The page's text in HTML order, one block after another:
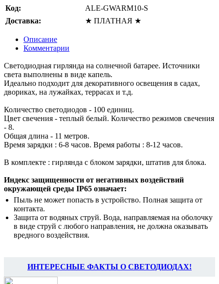
Код:
ALE-GWARM10-S
Доставка:
★ ПЛАТНАЯ ★
Описание
Комментарии
Светодиодная гирлянда на солнечной батарее. Источники
света выполнены в виде капель.
Идеально подходит для декоративного освещения в садах,
двориках, на лужайках, террасах и т.д.
Количество светодиодов - 100 единиц.
Цвет свечения - теплый белый. Количество режимов свечения
- 8.
Общая длина - 11 метров.
Время зарядки : 6-8 часов. Время работы : 8-12 часов.
В комплекте : гирлянда с блоком зарядки, штатив для блока.
Индекс защищенности от негативных воздействий
окружающей среды IP65 означает:
Пыль не может попасть в устройство. Полная защита от
контакта.
Защита от водяных струй. Вода, направляемая на оболочку
в виде струй с любого направления, не должна оказывать
вредного воздействия.
ИНТЕРЕСНЫЕ ФАКТЫ О СВЕТОДИОДАХ!